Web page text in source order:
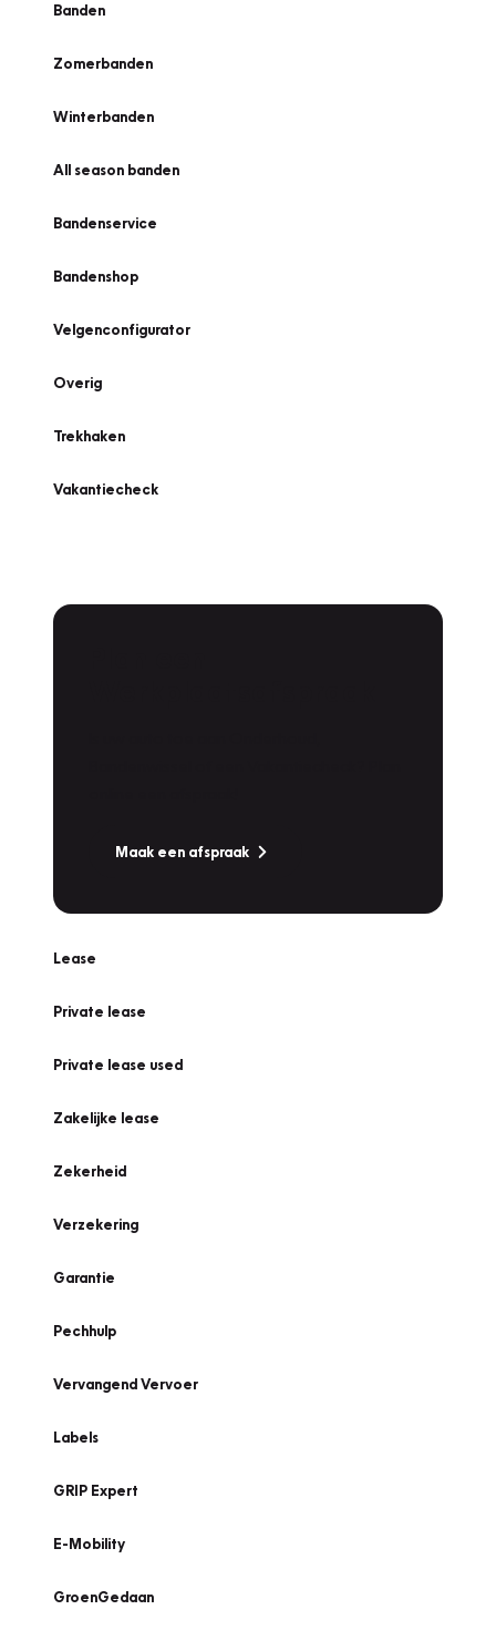
Banden
Zomerbanden
Winterbanden
All season banden
Bandenservice
Bandenshop
Velgenconfigurator
Overig
Trekhaken
Vakantiecheck
Maak een afspraak
Lease
Private lease
Private lease used
Zakelijke lease
Zekerheid
Verzekering
Garantie
Pechhulp
Vervangend Vervoer
Labels
GRIP Expert
E-Mobility
GroenGedaan